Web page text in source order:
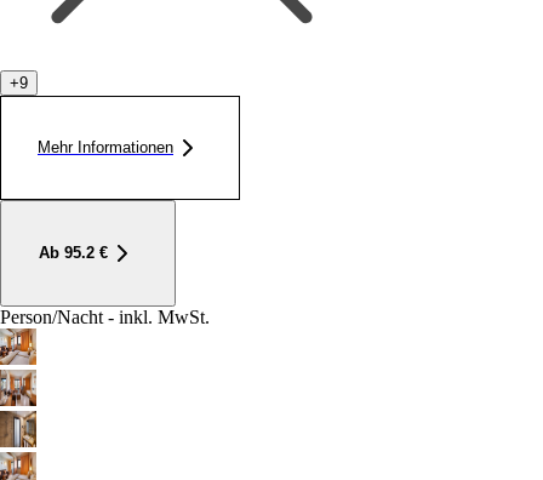
+9
Mehr Informationen
Ab 95.2 €
Person/Nacht - inkl. MwSt.